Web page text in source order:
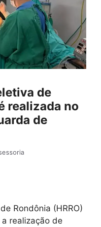
de
realizada no
de
Rondônia (HRRO)
realização de